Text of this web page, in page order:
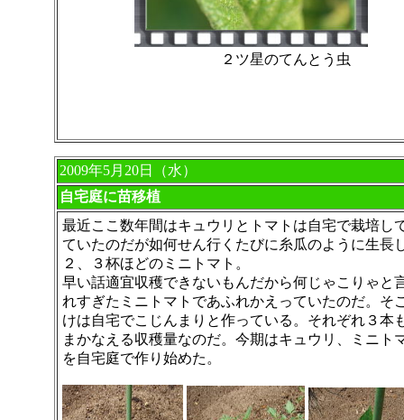
２ツ星のてんとう虫
2009年5月20日（水）
自宅庭に苗移植
最近ここ数年間はキュウリとトマトは自宅で栽培し
ていたのだが如何せん行くたびに糸瓜のように生長
２、３杯ほどのミニトマト。
早い話適宜収穫できないもんだから何じゃこりゃと
れすぎたミニトマトであふれかえっていたのだ。そ
けは自宅でこじんまりと作っている。それぞれ３本
まかなえる収穫量なのだ。今期はキュウリ、ミニト
を自宅庭で作り始めた。